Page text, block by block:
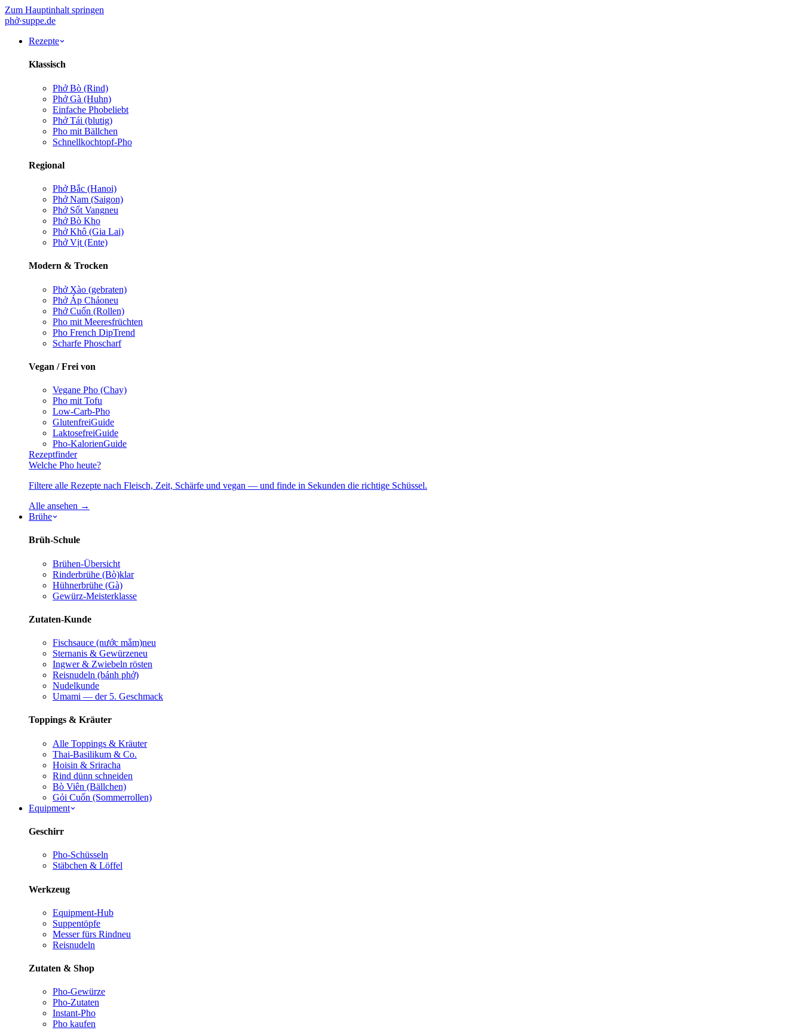
Zum Hauptinhalt springen
phở·suppe.de
Rezepte
Klassisch
Phở Bò (Rind)
Phở Gà (Huhn)
Einfache Phobeliebt
Phở Tái (blutig)
Pho mit Bällchen
Schnellkochtopf-Pho
Regional
Phở Bắc (Hanoi)
Phở Nam (Saigon)
Phở Sốt Vangneu
Phở Bò Kho
Phở Khô (Gia Lai)
Phở Vịt (Ente)
Modern & Trocken
Phở Xào (gebraten)
Phở Áp Chảoneu
Phở Cuốn (Rollen)
Pho mit Meeresfrüchten
Pho French DipTrend
Scharfe Phoscharf
Vegan / Frei von
Vegane Pho (Chay)
Pho mit Tofu
Low-Carb-Pho
GlutenfreiGuide
LaktosefreiGuide
Pho-KalorienGuide
Rezeptfinder
Welche Pho heute?
Filtere alle Rezepte nach Fleisch, Zeit, Schärfe und vegan — und finde in Sekunden die richtige Schüssel.
Alle ansehen →
Brühe
Brüh-Schule
Brühen-Übersicht
Rinderbrühe (Bò)klar
Hühnerbrühe (Gà)
Gewürz-Meisterklasse
Zutaten-Kunde
Fischsauce (nước mắm)neu
Sternanis & Gewürzeneu
Ingwer & Zwiebeln rösten
Reisnudeln (bánh phở)
Nudelkunde
Umami — der 5. Geschmack
Toppings & Kräuter
Alle Toppings & Kräuter
Thai-Basilikum & Co.
Hoisin & Sriracha
Rind dünn schneiden
Bò Viên (Bällchen)
Gỏi Cuốn (Sommerrollen)
Equipment
Geschirr
Pho-Schüsseln
Stäbchen & Löffel
Werkzeug
Equipment-Hub
Suppentöpfe
Messer fürs Rindneu
Reisnudeln
Zutaten & Shop
Pho-Gewürze
Pho-Zutaten
Instant-Pho
Pho kaufen